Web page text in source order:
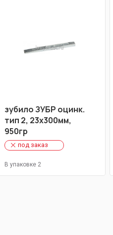
зубило ЗУБР оцинк.
тип 2, 23х300мм,
950гр
под заказ
В упаковке 2